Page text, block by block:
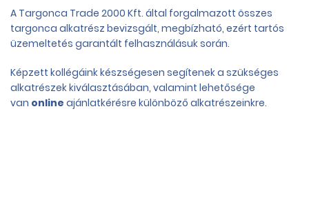
A Targonca Trade 2000 Kft. által forgalmazott összes
targonca alkatrész bevizsgált, megbízható, ezért tartós
üzemeltetés garantált felhasználásuk során.
Képzett kollégáink készségesen segítenek a szükséges
alkatrészek kiválasztásában, valamint lehetősége
van online ajánlatkérésre különböző alkatrészeinkre.